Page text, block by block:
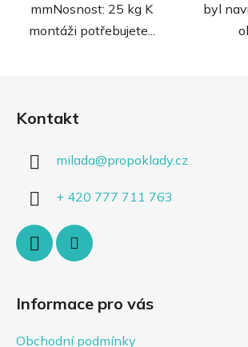
mmNosnost: 25 kg K
montáži potřebujete...
byl
Kontakt
milada@propoklady.cz
+ 420 777 711 763
Informace pro vás
Obchodní podmínky